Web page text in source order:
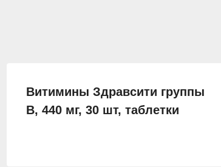
Витимины Здравсити группы
В, 440 мг, 30 шт, таблетки